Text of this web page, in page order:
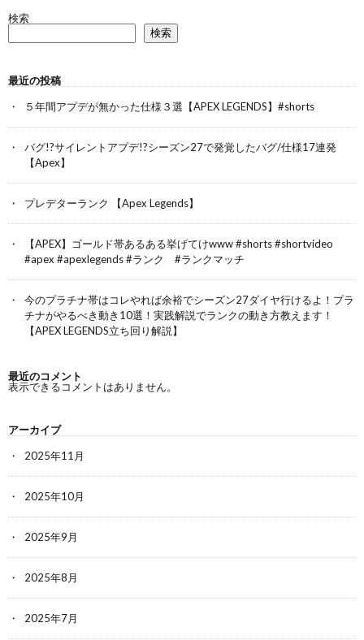
検索
検索
最近の投稿
５年間アプデが無かった仕様３選【APEX LEGENDS】#shorts
バグ!?サイレントアプデ!?シーズン27で発覚したバグ/仕様17連発
【Apex】
プレデターランク 【Apex Legends】
【APEX】ゴールド帯あるある挙げてけwww #shorts #shortvideo
#apex #apexlegends #ランク #ランクマッチ
今のプラチナ帯はコレやれば余裕でシーズン27ダイヤ行けるよ！プラ
チナがやるべき動き10選！実践解説でランクの動き方教えます！
【APEX LEGENDS立ち回り解説】
最近のコメント
表示できるコメントはありません。
アーカイブ
2025年11月
2025年10月
2025年9月
2025年8月
2025年7月